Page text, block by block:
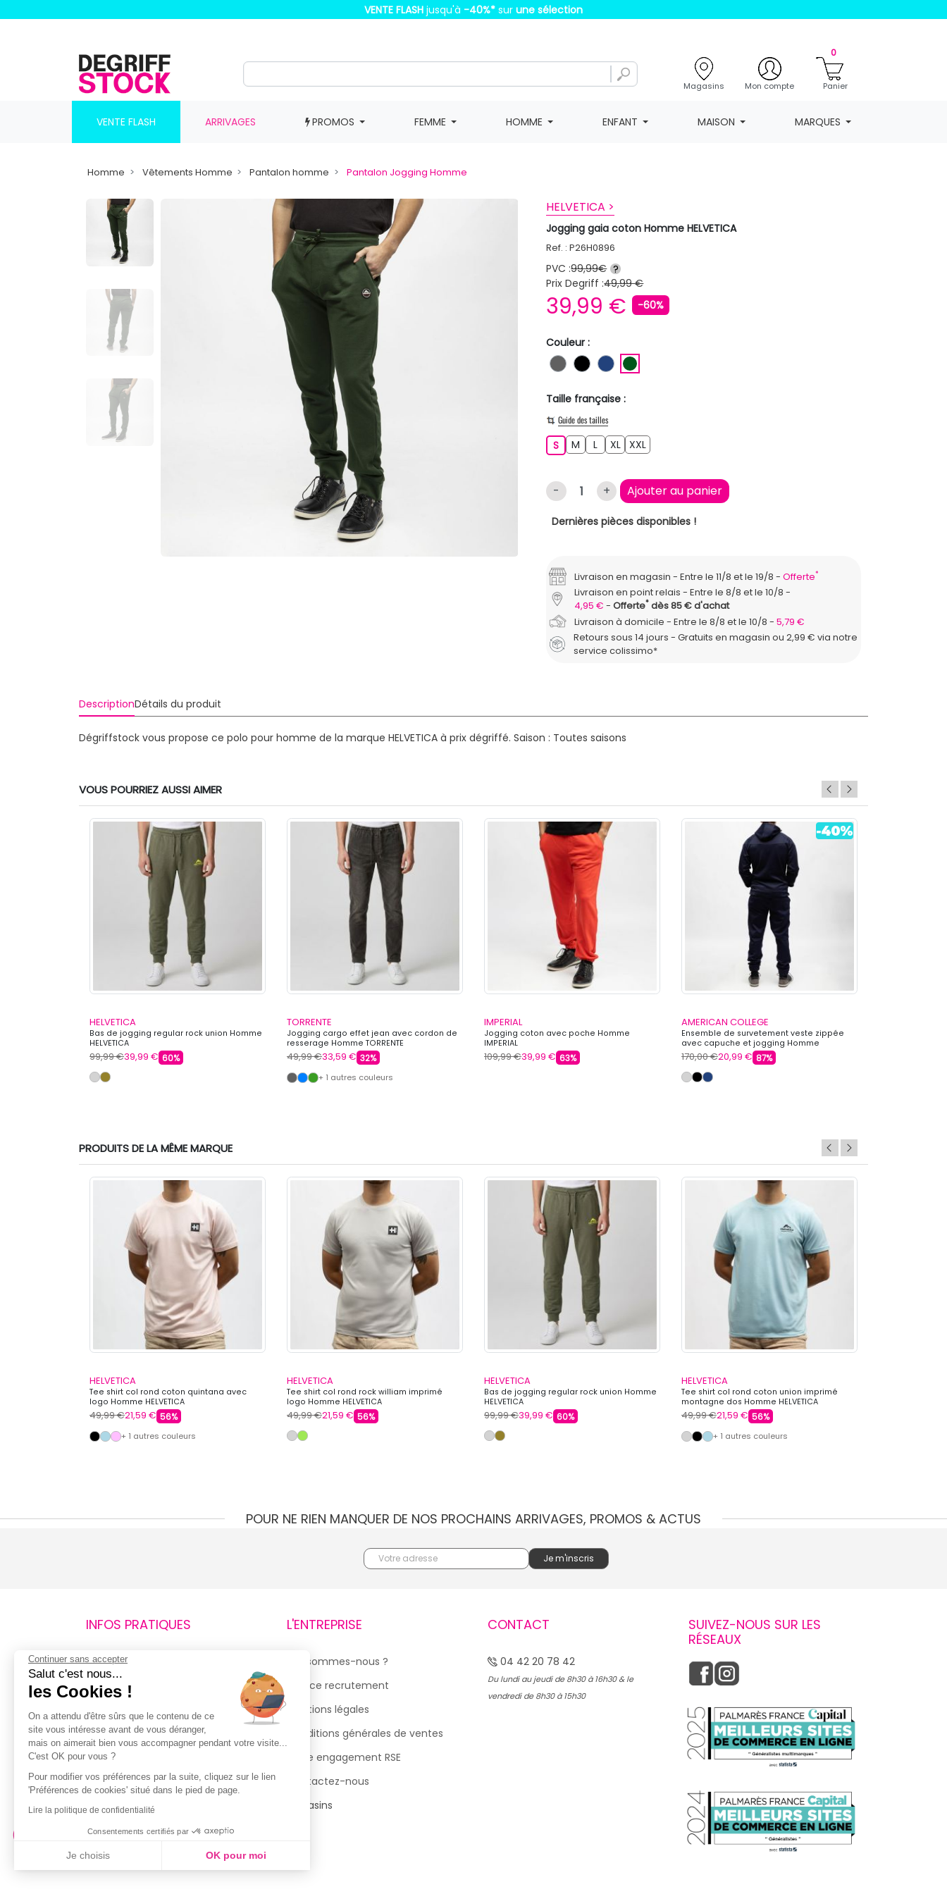
VENTE FLASH jusqu'à -40%* sur une sélection
Magasins Mon compte
0
Panier
VENTE FLASH ARRIVAGES PROMOS FEMME HOMME ENFANT MAISON MARQUES
Homme Vêtements Homme Pantalon homme Pantalon Jogging Homme
HELVETICA >
Jogging gaia coton Homme HELVETICA
Ref. : P26H0896
PVC :99,99€ ?
Prix Degriff :49,99 €
39,99 € -60%
Couleur :
GRIS FONCE
NOIRBLEU FONCE
Taille française :
Guide des tailles
SS M LL XLXLXXLXXL
- + Ajouter au panier
Dernières pièces disponibles !
Livraison en magasin Entre le 11/8 et le 19/8 Offerte*
Livraison en point relais
Entre le 8/8 et le 10/8
4,95 €
Offerte*dès 85 € d'achat
Livraison à domicile
Entre le 8/8 et le 10/8
5,79 €
Retours sous 14 jours - Gratuits en magasin ou 2,99 € via notre
service colissimo*
DescriptionDétails du produit
Dégriffstock vous propose ce polo pour homme de la marque HELVETICA à prix dégriffé. Saison : Toutes saisons
VOUS POURRIEZ AUSSI AIMER
HELVETICA
Bas de jogging regular rock union Homme
HELVETICA
99,99 €39,99 € 60%
TORRENTE
Jogging cargo effet jean avec cordon de
resserage Homme TORRENTE
49,99 €33,59 € 32%
+ 1 autres couleurs
IMPERIAL
Jogging coton avec poche Homme
IMPERIAL
109,99 €39,99 € 63%
AMERICAN COLLEGE
Ensemble de survetement veste zippée
avec capuche et jogging Homme
AMERICAN COLLEGE
170,00 €20,99 € 87%
PRODUITS DE LA MÊME MARQUE
HELVETICA
Tee shirt col rond coton quintana avec
logo Homme HELVETICA
49,99 €21,59 € 56%
+ 1 autres couleurs
HELVETICA
Tee shirt col rond rock william imprimé
logo Homme HELVETICA
49,99 €21,59 € 56%
HELVETICA
Bas de jogging regular rock union Homme
HELVETICA
99,99 €39,99 € 60%
HELVETICA
Tee shirt col rond coton union imprimé
montagne dos Homme HELVETICA
49,99 €21,59 € 56%
+ 1 autres couleurs
POUR NE RIEN MANQUER DE NOS PROCHAINS ARRIVAGES, PROMOS & ACTUS
INFOS PRATIQUES
Retours et remboursements
Suivi de commande
Livraisons
Guide des tailles
Politique de confidentialité
Conditions générales d’utilisation
de la Carte de Fidélité
L'ENTREPRISE
Qui sommes-nous ?
Espace recrutement
Mentions légales
Conditions générales de ventes
Notre engagement RSE
Contactez-nous
Magasins
CONTACT
04 42 20 78 42
Du lundi au jeudi de 8h30 à 16h30 & le
vendredi de 8h30 à 15h30
SUIVEZ-NOUS SUR LES
RÉSEAUX
Continuer sans accepter
Salut c'est nous...
les Cookies !
On a attendu d'être sûrs que le contenu de ce
site vous intéresse avant de vous déranger,
mais on aimerait bien vous accompagner pendant votre visite...
C'est OK pour vous ?
Pour modifier vos préférences par la suite, cliquez sur le lien
'Préférences de cookies' situé dans le pied de page.
Lire la politique de confidentialité
Consentements certifiés par
Je choisis OK pour moi